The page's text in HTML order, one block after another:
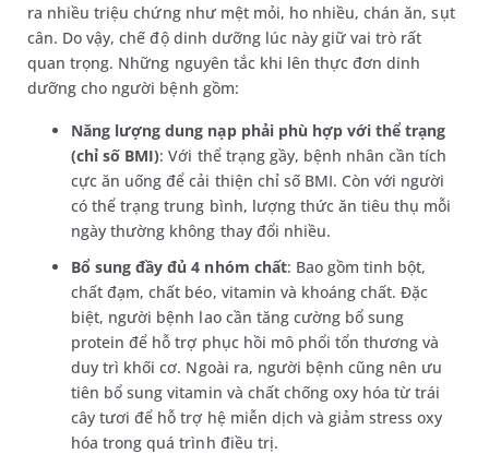
ra nhiều triệu chứng như mệt mỏi, ho nhiều, chán ăn, sụt
cân. Do vậy, chế độ dinh dưỡng lúc này giữ vai trò rất
quan trọng. Những nguyên tắc khi lên thực đơn dinh
dưỡng cho người bệnh gồm:
Năng lượng dung nạp phải phù hợp với thể trạng
(chỉ số BMI): Với thể trạng gầy, bệnh nhân cần tích
cực ăn uống để cải thiện chỉ số BMI. Còn với người
có thể trạng trung bình, lượng thức ăn tiêu thụ mỗi
ngày thường không thay đổi nhiều.
Bổ sung đầy đủ 4 nhóm chất: Bao gồm tinh bột,
chất đạm, chất béo, vitamin và khoáng chất. Đặc
biệt, người bệnh lao cần tăng cường bổ sung
protein để hỗ trợ phục hồi mô phổi tổn thương và
duy trì khối cơ. Ngoài ra, người bệnh cũng nên ưu
tiên bổ sung vitamin và chất chống oxy hóa từ trái
cây tươi để hỗ trợ hệ miễn dịch và giảm stress oxy
hóa trong quá trình điều trị.